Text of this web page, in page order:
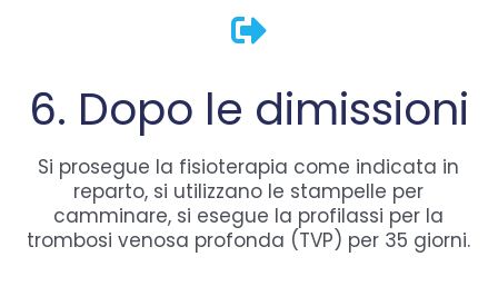
6. Dopo le dimissioni
Si prosegue la fisioterapia come indicata in
reparto, si utilizzano le stampelle per
camminare, si esegue la profilassi per la
trombosi venosa profonda (TVP) per 35 giorni.